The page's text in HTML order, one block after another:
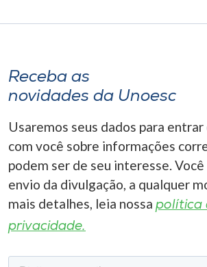
Receba as
novidades da Unoesc
Usaremos seus dados para
com você sobre informações
podem ser de seu interesse.
envio da divulgação, a qualquer
mais detalhes, leia nossa política
privacidade.